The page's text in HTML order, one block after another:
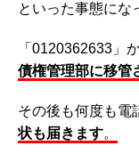
といった事態にな
「0120362633」
債権管理部に移管
その後も何度も電
状も届きます。